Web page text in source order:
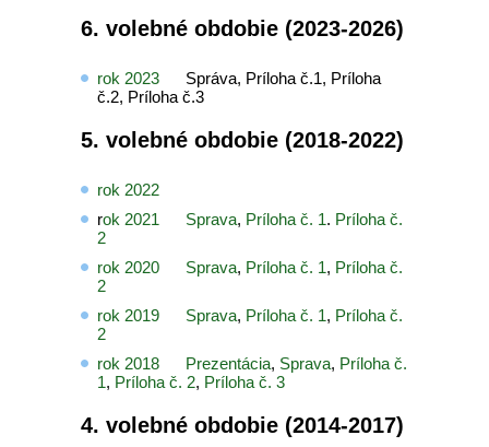
6. volebné obdobie (2023-2026)
rok 2023 Správa, Príloha č.1, Príloha
č.2, Príloha č.3
5. volebné obdobie (2018-2022)
rok 2022
rok 2021 Sprava, Príloha č. 1. Príloha č.
2
rok 2020
Sprava, Príloha č. 1, Príloha č.
2
rok 2019
Sprava, Príloha č. 1, Príloha č.
2
rok 2018
Prezentácia, Sprava, Príloha č.
1, Príloha č. 2, Príloha č. 3
4. volebné obdobie (2014-2017)